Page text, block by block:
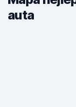
auta